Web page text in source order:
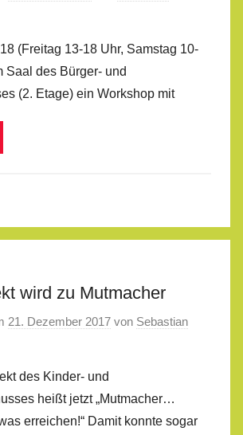
(Freitag 13-18 Uhr, Samstag 10-
Saal des Bürger- und
(2. Etage) ein Workshop mit
wird zu Mutmacher
21. Dezember 2017 von Sebastian
des Kinder- und
heißt jetzt „Mutmacher…
erreichen!“ Damit konnte sogar